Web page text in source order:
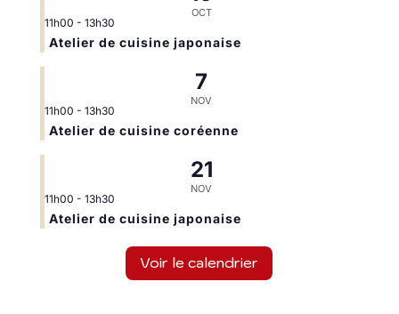
OCT
11h00 - 13h30
Atelier de cuisine japonaise
7
NOV
11h00 - 13h30
Atelier de cuisine coréenne
21
NOV
11h00 - 13h30
Atelier de cuisine japonaise
Voir le calendrier